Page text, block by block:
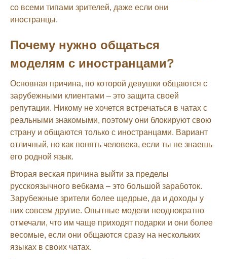
со всеми типами зрителей, даже если они
иностранцы.
Почему нужно общаться
моделям с иностранцами?
Основная причина, по которой девушки общаются с
зарубежными клиентами – это защита своей
репутации. Никому не хочется встречаться в чатах с
реальными знакомыми, поэтому они блокируют свою
страну и общаются только с иностранцами. Вариант
отличный, но как понять человека, если ты не знаешь
его родной язык.
Вторая веская причина выйти за пределы
русскоязычного вебкама – это большой заработок.
Зарубежные зрители более щедрые, да и доходы у
них совсем другие. Опытные модели неоднократно
отмечали, что им чаще приходят подарки и они более
весомые, если они общаются сразу на нескольких
языках в своих чатах.